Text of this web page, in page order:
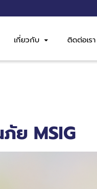
เกี่ยวกับ ติดต่อเรา
ย MSIG